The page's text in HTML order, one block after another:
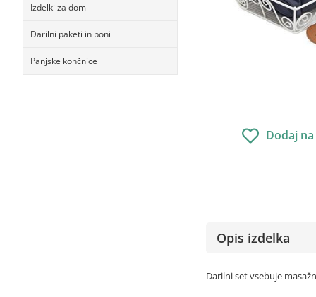
Izdelki za dom
Darilni paketi in boni
Panjske končnice
Dodaj
Opis izdelka
Darilni set vsebuje